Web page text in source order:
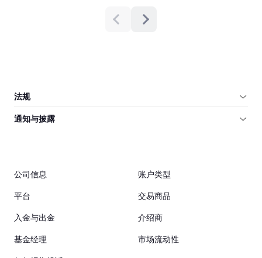
法规
通知与披露
公司信息 账户类型
平台 交易商品
入金与出金 介绍商
基金经理 市场流动性